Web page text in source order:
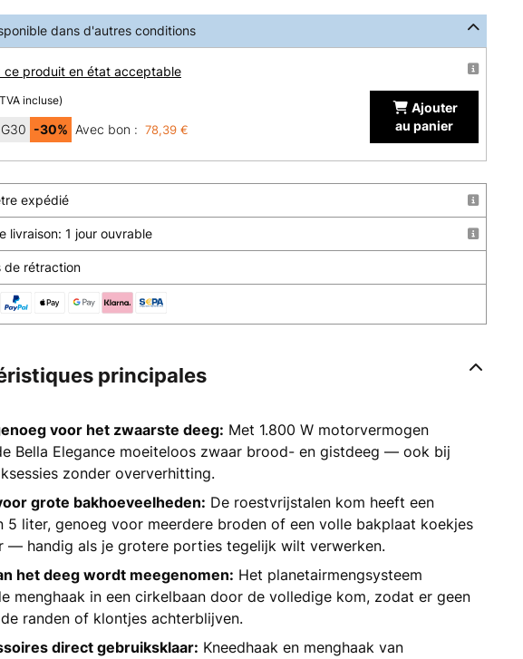
dans d'autres conditions
ce produit en état acceptable
incluse)
-30% Avec bon : 78,39 €
Ajouter
au panier
expédié
livraison: 1 jour ouvrable
de rétraction
principales
voor het zwaarste deeg: Met 1.800 W motorvermogen
Bella Elegance moeiteloos zwaar brood- en gistdeeg — ook bij
zonder oververhitting.
grote bakhoeveelheden: De roestvrijstalen kom heeft een
5 liter, genoeg voor meerdere broden of een volle bakplaat koekjes
— handig als je grotere porties tegelijk wilt verwerken.
het deeg wordt meegenomen: Het planetairmengsysteem
menghaak in een cirkelbaan door de volledige kom, zodat er geen
randen of klontjes achterblijven.
direct gebruiksklaar: Kneedhaak en menghaak van